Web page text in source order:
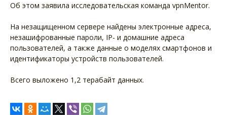
Об этом заявила исследовательская команда vpnMentor.
На незащищенном сервере найдены электронные адреса,
незашифрованные пароли, IP- и домашние адреса
пользователей, а также данные о моделях смартфонов и
идентификаторы устройств пользователей.
Всего выложено 1,2 терабайт данных.